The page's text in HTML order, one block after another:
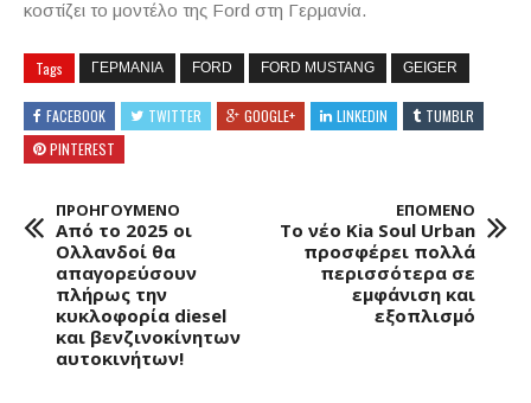
κοστίζει το μοντέλο της Ford στη Γερμανία.
Tags ΓΕΡΜΑΝΙΑ FORD FORD MUSTANG GEIGER
FACEBOOK TWITTER GOOGLE+ LINKEDIN
TUMBLR
PINTEREST
ΠΡΟΗΓΟΥΜΕΝΟ
Από το 2025 οι
Ολλανδοί θα
απαγορεύσουν
πλήρως την
κυκλοφορία diesel
και βενζινοκίνητων
αυτοκινήτων!
ΕΠΟΜΕΝΟ
Το νέο Kia Soul Urban
προσφέρει πολλά
περισσότερα σε
εμφάνιση και
εξοπλισμό